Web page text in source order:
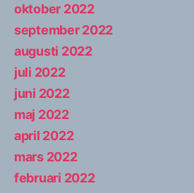
oktober 2022
september 2022
augusti 2022
juli 2022
juni 2022
maj 2022
april 2022
mars 2022
februari 2022